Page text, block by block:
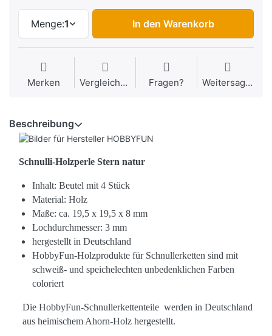
Menge:1 In den Warenkorb
Merken Vergleichen Fragen? Weitersagen
Beschreibung
Schnulli-Holzperle Stern natur
Inhalt: Beutel mit 4 Stück
Material: Holz
Maße: ca. 19,5 x 19,5 x 8 mm
Lochdurchmesser: 3 mm
hergestellt in Deutschland
HobbyFun-Holzprodukte für Schnullerketten sind mit
schweiß- und speichelechten unbedenklichen Farben
coloriert
Die HobbyFun-Schnullerkettenteile werden in Deutschland
aus heimischem Ahorn-Holz hergestellt.